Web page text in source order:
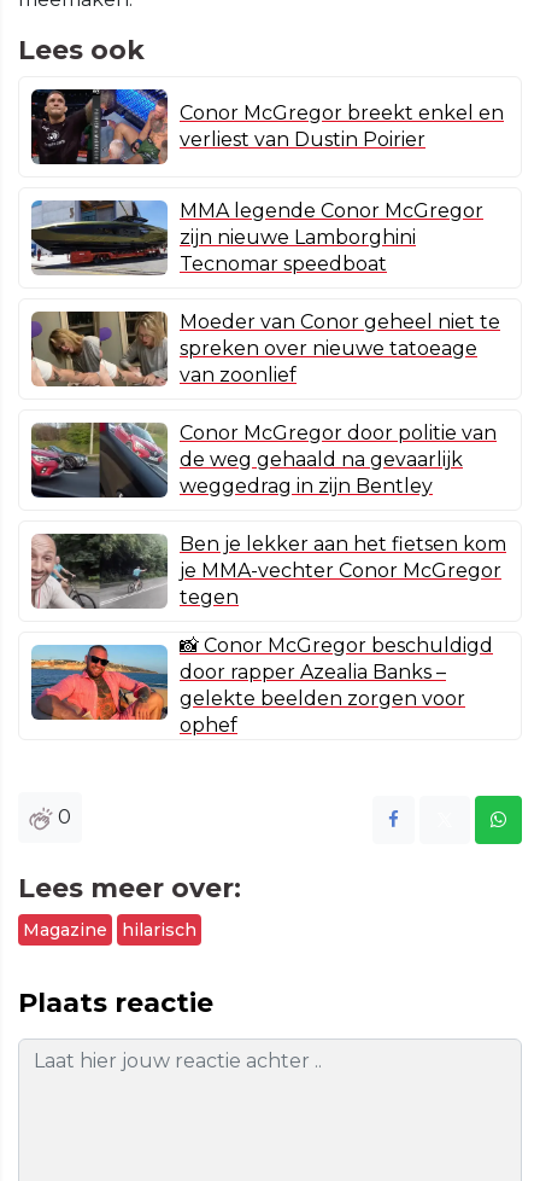
Lees ook
Conor McGregor breekt enkel en
verliest van Dustin Poirier
MMA legende Conor McGregor
zijn nieuwe Lamborghini
Tecnomar speedboat
Moeder van Conor geheel niet te
spreken over nieuwe tatoeage
van zoonlief
Conor McGregor door politie van
de weg gehaald na gevaarlijk
weggedrag in zijn Bentley
Ben je lekker aan het fietsen kom
je MMA-vechter Conor McGregor
tegen
📸 Conor McGregor beschuldigd
door rapper Azealia Banks –
gelekte beelden zorgen voor
ophef
0
Lees meer over:
Magazine hilarisch
Plaats reactie